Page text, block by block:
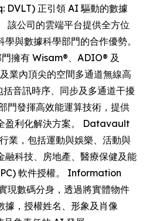
正引領 AI 驅動的數據
該公司的雲端平台提供全方位
與數據科學部門的合作優勢。
擁有 Wisam®、ADIO® 及
業內頂尖的空間多通道無線高
音訊時序、同步及多通道干擾
門發揮高效能運算技術，提供
盈利化解決方案。 Datavault
業，包括運動與娛樂、活動與
融科技、房地產、醫療保健及能
軟件授權。 Information
數碼分身，透過將實體物件
據，授權姓名、形象及肖像